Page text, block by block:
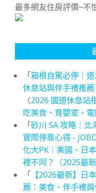
最多網友住房評價~不
「箱根自駕必停｜
休息站與伴手禮推
〈2026 國道休息站
吃美食、育嬰室、
「砂川 SA 攻略｜
實際停靠心得 -
化大PK｜美國、日
裡不同？（2025最新
「 【2026最新】日
薦：美食、伴手禮